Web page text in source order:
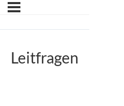
Leitfragen